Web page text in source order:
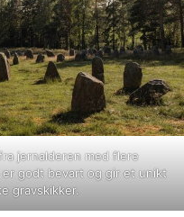
jernalderen med flere
godt bevart og gir et unikt
gravskikker.